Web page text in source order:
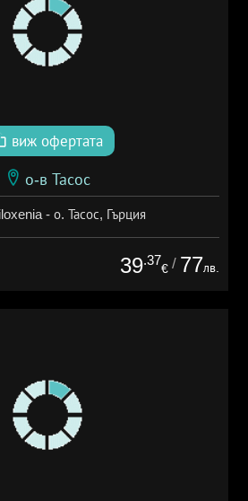
виж офертата
о-в Тасос
- о. Тасос, Гърция
39.37
€ / 77лв.